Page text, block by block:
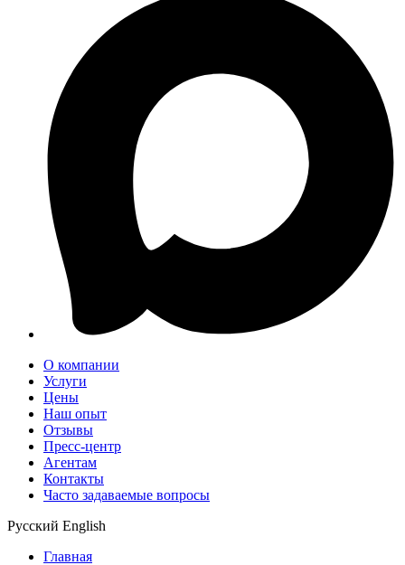
О компании
Услуги
Цены
Наш опыт
Отзывы
Пресс-центр
Агентам
Контакты
Часто задаваемые вопросы
Русский English
Главная